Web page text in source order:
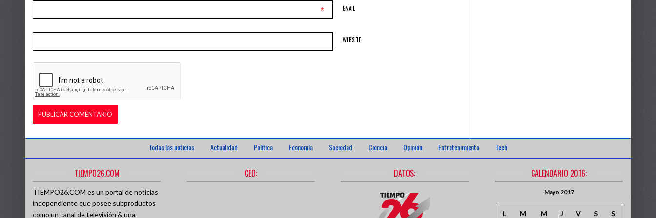
EMAIL
*
WEBSITE
Todas las noticias Actualidad Política Economía Sociedad Ciencia Opinión Entretenimiento Tech
TIEMPO26.COM
TIEMPO26.COM es un portal de noticias
independiente que posee subproductos
como un canal de televisión & una
CEO: DATOS: CALENDARIO 2016:
Mayo 2017
L M M J V S S